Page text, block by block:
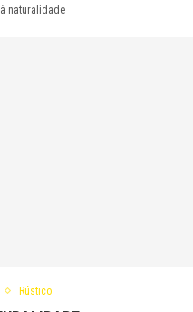
naturalidade
Rústico